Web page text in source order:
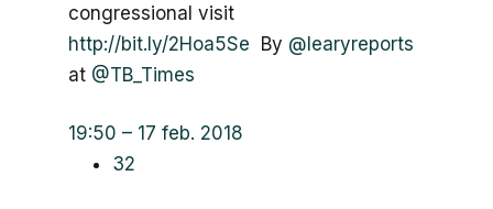
congressional visit
http://bit.ly/2Hoa5Se By @learyreports
at @TB_Times
19:50 – 17 feb. 2018
32